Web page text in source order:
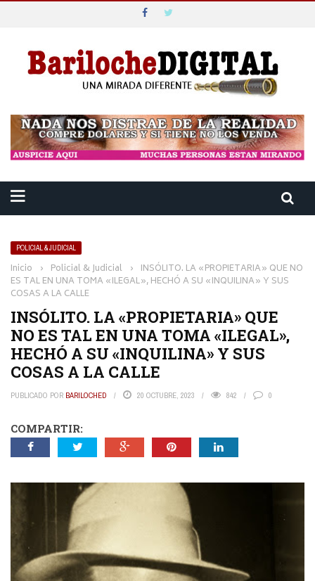
POLICIAL & JUDICIAL
Inicio › Policial & Judicial › INSÓLITO. LA «PROPIETARIA» QUE NO
ES TAL EN UNA TOMA «ILEGAL», HECHÓ A SU «INQUILINA» Y SUS
COSAS A LA CALLE
INSÓLITO. LA «PROPIETARIA» QUE
NO ES TAL EN UNA TOMA «ILEGAL»,
HECHÓ A SU «INQUILINA» Y SUS
COSAS A LA CALLE
PUBLICADO POR BARILOCHED 20 OCTUBRE, 2023 842 0
COMPARTIR: